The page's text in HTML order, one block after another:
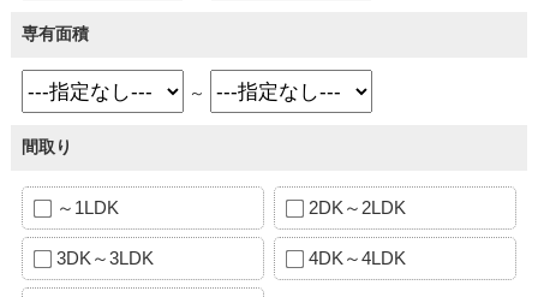
専有面積
～
間取り
～1LDK 2DK～2LDK
3DK～3LDK 4DK～4LDK